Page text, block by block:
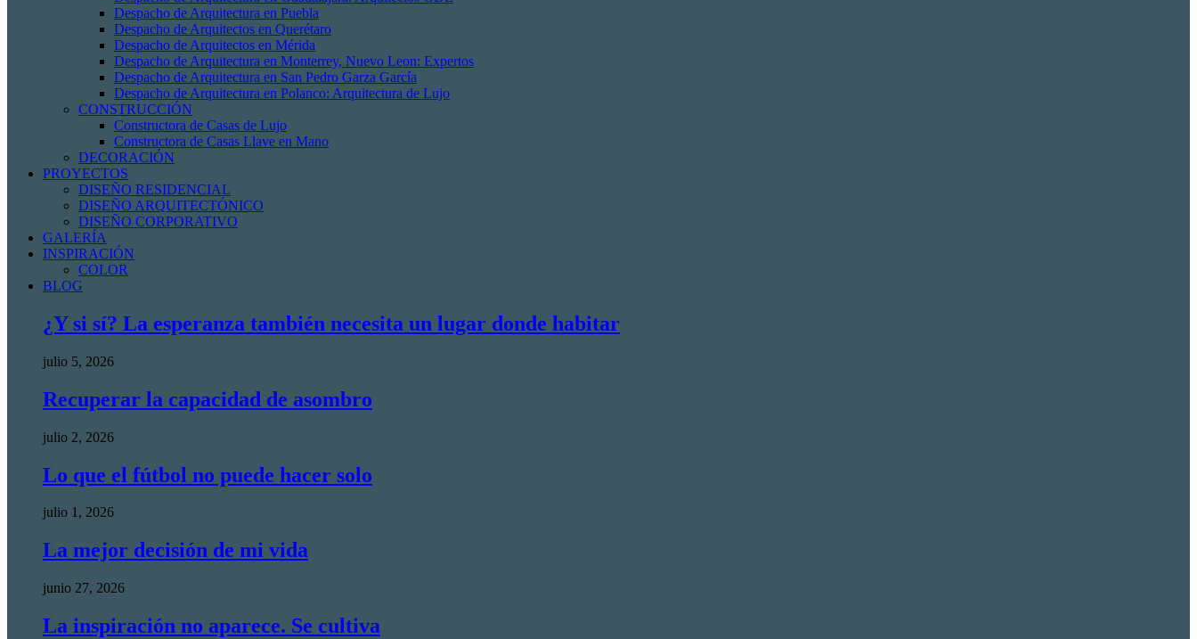
Despacho de Arquitectura en Puebla
Despacho de Arquitectos en Querétaro
Despacho de Arquitectos en Mérida
Despacho de Arquitectura en Monterrey, Nuevo Leon: Expertos
Despacho de Arquitectura en San Pedro Garza García
Despacho de Arquitectura en Polanco: Arquitectura de Lujo
CONSTRUCCIÓN
Constructora de Casas de Lujo
Constructora de Casas Llave en Mano
DECORACIÓN
PROYECTOS
DISEÑO RESIDENCIAL
DISEÑO ARQUITECTÓNICO
DISEÑO CORPORATIVO
GALERÍA
INSPIRACIÓN
COLOR
BLOG
¿Y si sí? La esperanza también necesita un lugar donde habitar
julio 5, 2026
Recuperar la capacidad de asombro
julio 2, 2026
Lo que el fútbol no puede hacer solo
julio 1, 2026
La mejor decisión de mi vida
junio 27, 2026
La inspiración no aparece. Se cultiva